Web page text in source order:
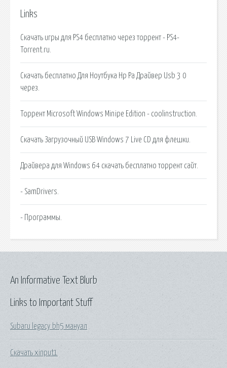
Links
Скачать игры для PS4 бесплатно через торрент - PS4-
Torrent.ru.
Скачать бесплатно Для Ноутбука Hp Pa Драйвер Usb 3 0
через.
Торрент Microsoft Windows Minipe Edition - coolinstruction.
Скачать Загрузочный USB Windows 7 Live CD для флешки.
Драйвера для Windows 64 скачать бесплатно торрент сайт.
- SamDrivers.
- Программы.
Links to Important Stuff
Subaru legacy bh5 мануал
Скачать xinput1
An Informative Text Blurb